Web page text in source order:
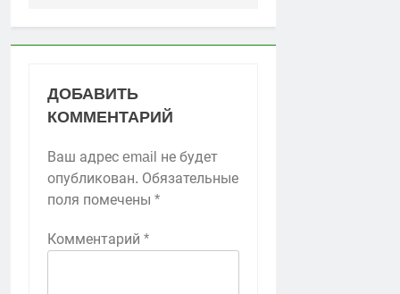
ДОБАВИТЬ
КОММЕНТАРИЙ
Ваш адрес email не будет
опубликован. Обязательные
поля помечены *
Комментарий *